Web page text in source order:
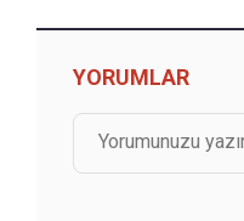
YORUMLAR